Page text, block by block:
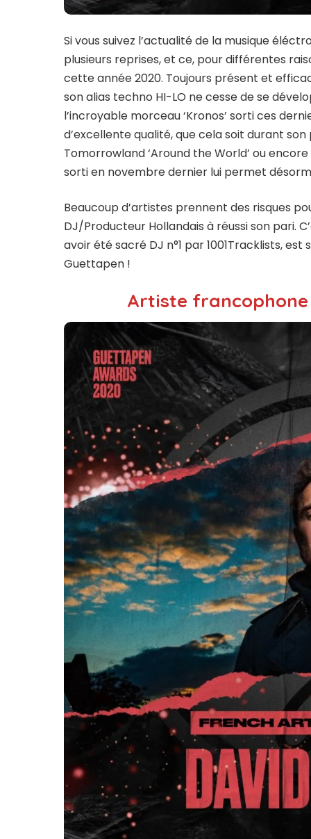
Si vous suivez l’actualité de la musique
plusieurs reprises, et ce, pour différentes
cette année 2020. Toujours présent et
son alias techno HI-LO ne cesse de se
l’incroyable morceau ‘Kronos’ sorti ces
d’excellente qualité, que cela soit durant
Tomorrowland ‘Around the World’ ou
sorti en novembre dernier lui permet
Beaucoup d’artistes prennent des risques
DJ/Producteur Hollandais à réussi son pari.
avoir été sacré DJ n°1 par 1001Tracklists,
Guettapen !
Artiste francophone